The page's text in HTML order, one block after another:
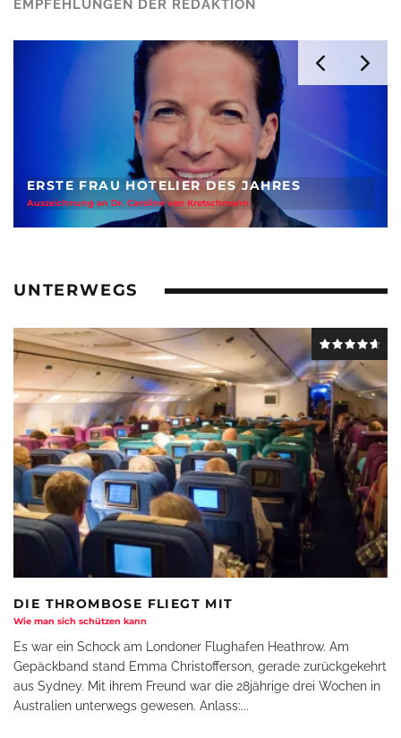
EMPFEHLUNGEN DER REDAKTION
WELTREISE DURCH DEUTSCHLAND
Christoph Karrasch entdeckt die Provinz
UNTERWEGS
DIE THROMBOSE FLIEGT MIT
Wie man sich schützen kann
Es war ein Schock am Londoner Flughafen Heathrow. Am
Gepäckband stand Emma Christofferson, gerade zurückgekehrt
aus Sydney. Mit ihrem Freund war die 28jährige drei Wochen in
Australien unterwegs gewesen. Anlass:...